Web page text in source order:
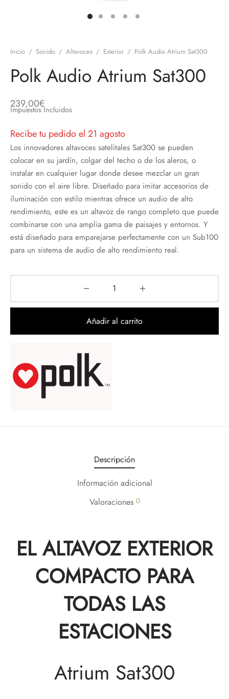
Inicio / Sonido / Altavoces / Exterior / Polk Audio Atrium Sat300
Polk Audio Atrium Sat300
239,00€
Impuestos Incluidos
Recibe tu pedido el 21 agosto
Los innovadores altavoces satelitales Sat300 se pueden
colocar en su jardín, colgar del techo o de los aleros, o
instalar en cualquier lugar donde desee mezclar un gran
sonido con el aire libre. Diseñado para imitar accesorios de
iluminación con estilo mientras ofrece un audio de alto
rendimiento, este es un altavoz de rango completo que puede
combinarse con una amplia gama de paisajes y entornos. Y
está diseñado para emparejarse perfectamente con un Sub100
para un sistema de audio de alto rendimiento real.
Añadir al carrito
Descripción
Información adicional
Valoraciones 0
EL ALTAVOZ EXTERIOR
COMPACTO PARA
TODAS LAS
ESTACIONES
Atrium Sat300
Equipos de Sonido